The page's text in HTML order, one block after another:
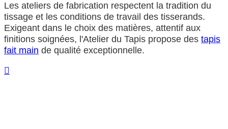
Les ateliers de fabrication respectent la tradition du
tissage et les conditions de travail des tisserands.
Exigeant dans le choix des matières, attentif aux
finitions soignées, l'Atelier du Tapis propose des tapis
fait main de qualité exceptionnelle.
